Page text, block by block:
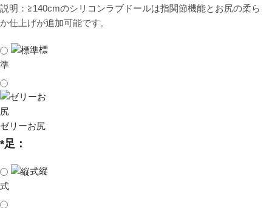
説明：≧140cmのシリコンラブドールは指関節機能とお尻の柔ら
か仕上げが追加可能です。
標
準
ゼリーお尻
*足：
縦
式